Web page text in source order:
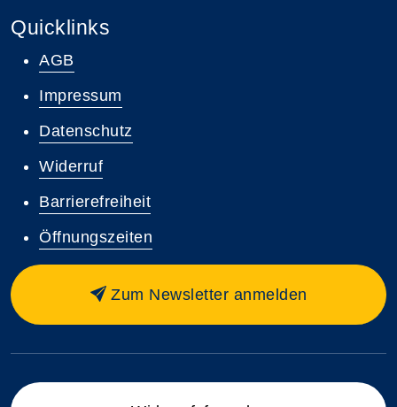
Quicklinks
AGB
Impressum
Datenschutz
Widerruf
Barrierefreiheit
Öffnungszeiten
Zum Newsletter anmelden